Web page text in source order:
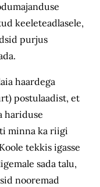
keeleteadlasele,
purjus
haardega
postulaadist, et
hariduse
minna ka riigi
tekkis igasse
sada talu,
nooremad